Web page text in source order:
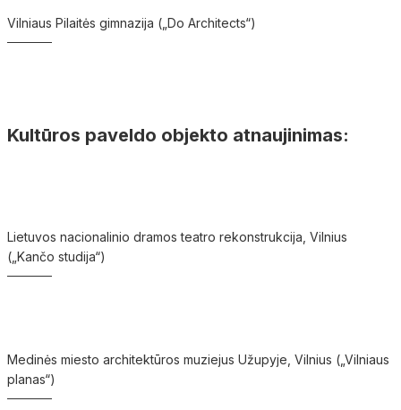
Vilniaus Pilaitės gimnazija („Do Architects“)
Kultūros paveldo objekto atnaujinimas:
Lietuvos nacionalinio dramos teatro rekonstrukcija, Vilnius
(„Kančo studija“)
Medinės miesto architektūros muziejus Užupyje, Vilnius („Vilniaus
planas“)